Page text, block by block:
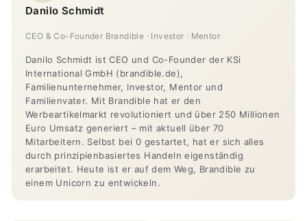
Danilo Schmidt
CEO & Co-Founder Brandible · Investor · Mentor
Danilo Schmidt ist CEO und Co-Founder der KSi
International GmbH (brandible.de),
Familienunternehmer, Investor, Mentor und
Familienvater. Mit Brandible hat er den
Werbeartikelmarkt revolutioniert und über 250 Millionen
Euro Umsatz generiert – mit aktuell über 70
Mitarbeitern. Selbst bei 0 gestartet, hat er sich alles
durch prinzipienbasiertes Handeln eigenständig
erarbeitet. Heute ist er auf dem Weg, Brandible zu
einem Unicorn zu entwickeln.